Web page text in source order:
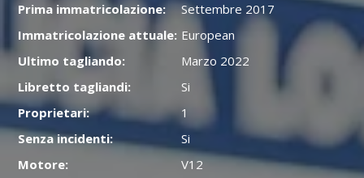
Prima immatricolazione:
Settembre 2017
Immatricolazione attuale: European
Ultimo tagliando:
Marzo 2022
Libretto tagliandi:
Si
Proprietari:
1
Senza incidenti:
Si
Motore:
V12